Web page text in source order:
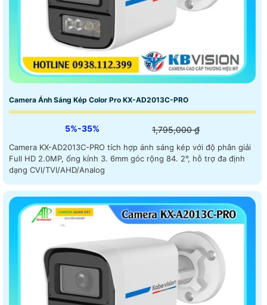
Camera Ánh Sáng Kép Color Pro KX-AD2013C-PRO
5%-35% 1,795,000 ₫
Camera KX-AD2013C-PRO tích hợp ánh sáng kép với độ phân giải
Full HD 2.0MP, ống kính 3. 6mm góc rộng 84. 2°, hỗ trợ đa định
dạng CVI/TVI/AHD/Analog